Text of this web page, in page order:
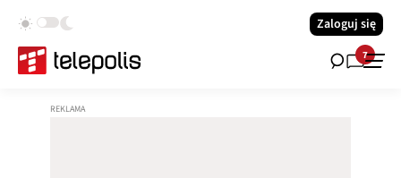
Zaloguj się
7